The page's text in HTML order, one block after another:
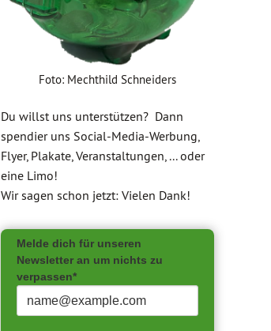
Foto: Mechthild Schneiders
Du willst uns unterstützen? Dann
spendier uns Social-Media-Werbung,
Flyer, Plakate, Veranstaltungen, ... oder
eine Limo!
Wir sagen schon jetzt: Vielen Dank!
Melde dich für unseren
Newsletter an um nichts zu
verpassen*